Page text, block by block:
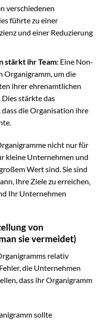
verschiedenen
führte zu einer
und einer Reduzierung
stärkt ihr Team:Eine Non-
um die
ihrer ehrenamtlichen
stärkte das
die Organisation ihre
nicht nur für
kleine Unternehmen und
Wert sind. Sie sind
Ihre Ziele zu erreichen,
Ihr Unternehmen
von
sie vermeidet)
relativ
die Unternehmen
dass ihr Organigramm
sollte